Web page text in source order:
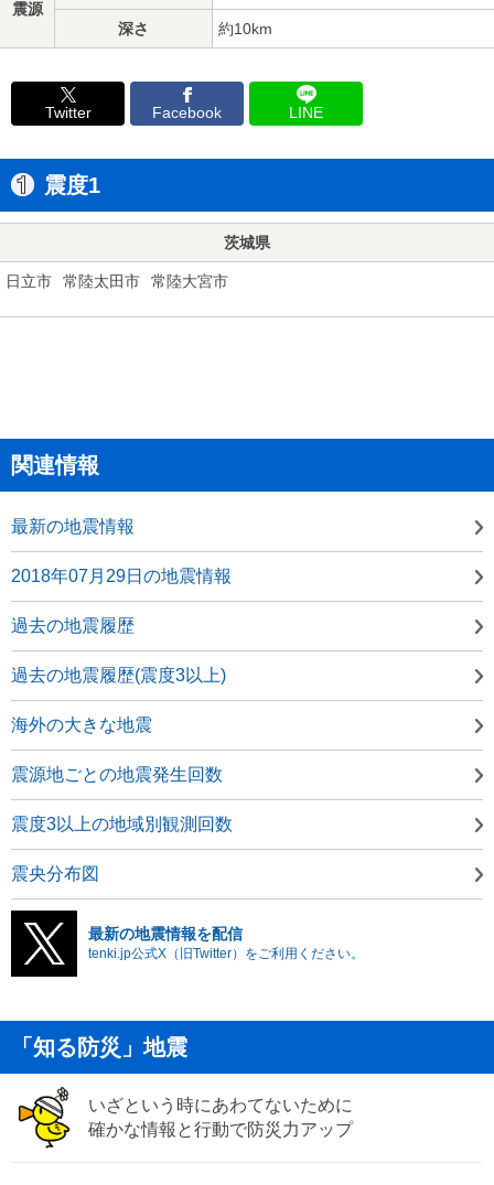
震源
深さ 約10km
Twitter Facebook LINE
震度1
茨城県
日立市 常陸太田市 常陸大宮市
関連情報
最新の地震情報
2018年07月29日の地震情報
過去の地震履歴
過去の地震履歴(震度3以上)
海外の大きな地震
震源地ごとの地震発生回数
震度3以上の地域別観測回数
震央分布図
最新の地震情報を配信
tenki.jp公式X（旧Twitter）をご利用ください。
「知る防災」地震
いざという時にあわてないために
確かな情報と行動で防災力アップ